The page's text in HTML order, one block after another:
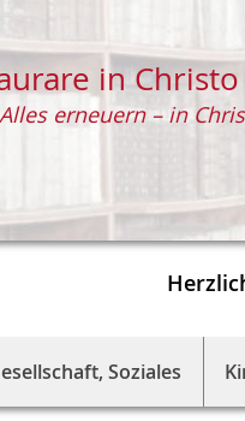
in Christo
Alles erneuern – in
Soziales